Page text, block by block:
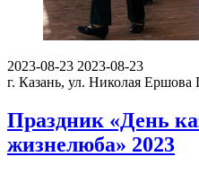
2023-08-23 2023-08-23
г. Казань, ул. Николая Ершова
Праздник «День
жизнелюба» 2023